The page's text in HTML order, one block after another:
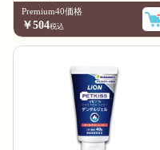
Premium40価格
￥504